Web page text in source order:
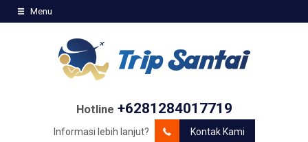
Menu
Hotline +6281284017719
Informasi lebih lanjut? Kontak Kami